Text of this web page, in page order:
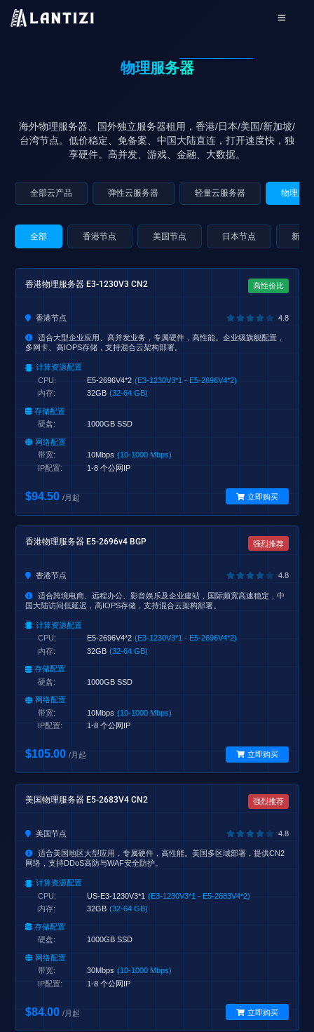
物理服务器
海外物理服务器、国外独立服务器租用，香港/日本/美国/新加坡/
台湾节点。低价稳定、免备案、中国大陆直连，打开速度快，独
享硬件。高并发、游戏、金融、大数据。
全部云产品 弹性云服务器 轻量云服务器 物理服
全部 香港节点 美国节点 日本节点 新加
香港物理服务器 E3-1230V3 CN2 高性价比
香港节点 4.8
适合大型企业应用、高并发业务，专属硬件，高性能。企业级旗舰配置，
多网卡、高IOPS存储，支持混合云架构部署。
计算资源配置
CPU:
E5-2696V4*2 (E3-1230V3*1 - E5-2696V4*2)
内存:
32GB (32-64 GB)
存储配置
硬盘:
1000GB SSD
网络配置
带宽:
10Mbps (10-1000 Mbps)
IP配置:
1-8 个公网IP
$94.50 /月起 立即购买
香港物理服务器 E5-2696v4 BGP 强烈推荐
香港节点 4.8
适合跨境电商、远程办公、影音娱乐及企业建站，国际频宽高速稳定，中
国大陆访问低延迟，高IOPS存储，支持混合云架构部署。
计算资源配置
CPU:
E5-2696V4*2 (E3-1230V3*1 - E5-2696V4*2)
内存:
32GB (32-64 GB)
存储配置
硬盘:
1000GB SSD
网络配置
带宽:
10Mbps (10-1000 Mbps)
IP配置:
1-8 个公网IP
$105.00 /月起 立即购买
美国物理服务器 E5-2683V4 CN2 强烈推荐
美国节点 4.8
适合美国地区大型应用，专属硬件，高性能。美国多区域部署，提供CN2
网络，支持DDoS高防与WAF安全防护。
计算资源配置
CPU:
US-E3-1230V3*1 (E3-1230V3*1 - E5-2683V4*2)
内存:
32GB (32-64 GB)
存储配置
硬盘:
1000GB SSD
网络配置
带宽:
30Mbps (10-1000 Mbps)
IP配置:
1-8 个公网IP
$84.00 /月起 立即购买